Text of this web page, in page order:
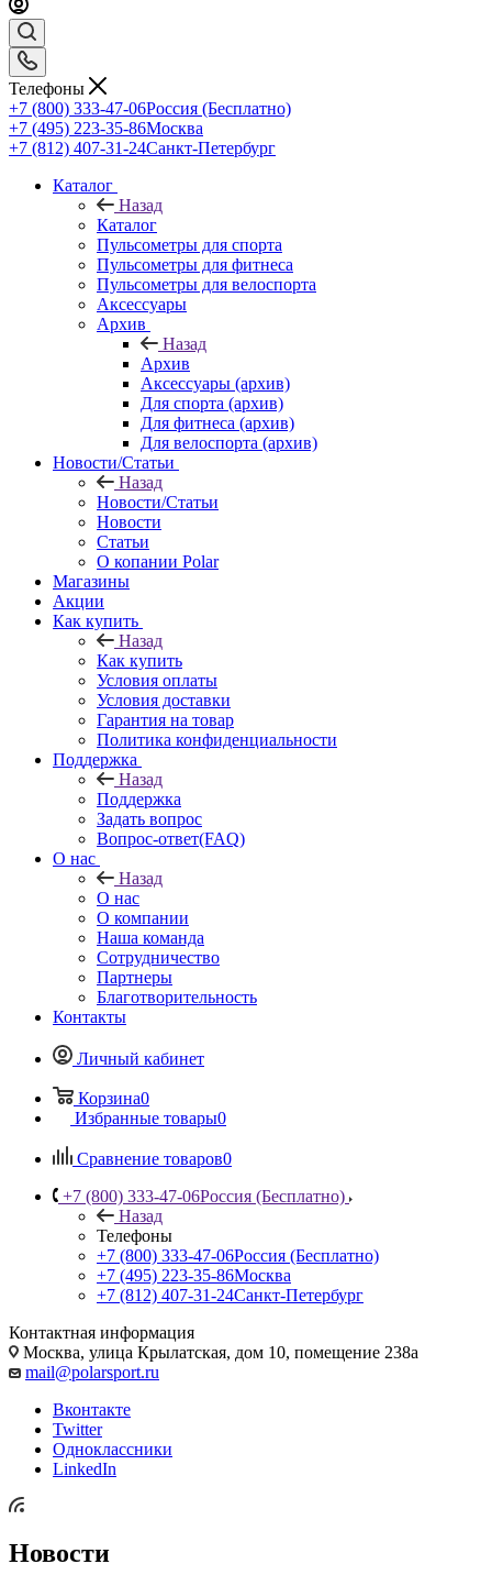
Телефоны
+7 (800) 333-47-06Россия (Бесплатно)
+7 (495) 223-35-86Москва
+7 (812) 407-31-24Санкт-Петербург
Каталог
Назад
Каталог
Пульсометры для спорта
Пульсометры для фитнеса
Пульсометры для велоспорта
Аксессуары
Архив
Назад
Архив
Аксессуары (архив)
Для спорта (архив)
Для фитнеса (архив)
Для велоспорта (архив)
Новости/Статьи
Назад
Новости/Статьи
Новости
Статьи
О копании Polar
Магазины
Акции
Как купить
Назад
Как купить
Условия оплаты
Условия доставки
Гарантия на товар
Политика конфиденциальности
Поддержка
Назад
Поддержка
Задать вопрос
Вопрос-ответ(FAQ)
О нас
Назад
О нас
О компании
Наша команда
Сотрудничество
Партнеры
Благотворительность
Контакты
Личный кабинет
Корзина0
Избранные товары0
Сравнение товаров0
+7 (800) 333-47-06Россия (Бесплатно)
Назад
Телефоны
+7 (800) 333-47-06Россия (Бесплатно)
+7 (495) 223-35-86Москва
+7 (812) 407-31-24Санкт-Петербург
Контактная информация
Москва, улица Крылатская, дом 10, помещение 238а
mail@polarsport.ru
Вконтакте
Twitter
Одноклассники
LinkedIn
Новости